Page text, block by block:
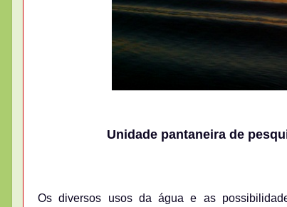
Unidade pantaneira de
Os diversos usos da água e as